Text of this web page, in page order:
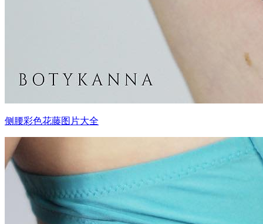
侧腰彩色花藤图片大全